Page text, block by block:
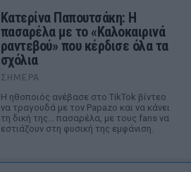
Κατερίνα Παπουτσάκη: Η
πασαρέλα με το «Καλοκαιρινά
ραντεβού» που κέρδισε όλα τα
σχόλια
ΣΉΜΕΡΑ
Η ηθοποιός ανέβασε στο TikTok βίντεο
να τραγουδά με τον Papazo και να κάνει
τη δική της... πασαρέλα, με τους fans να
εστιάζουν στη φυσική της εμφάνιση.